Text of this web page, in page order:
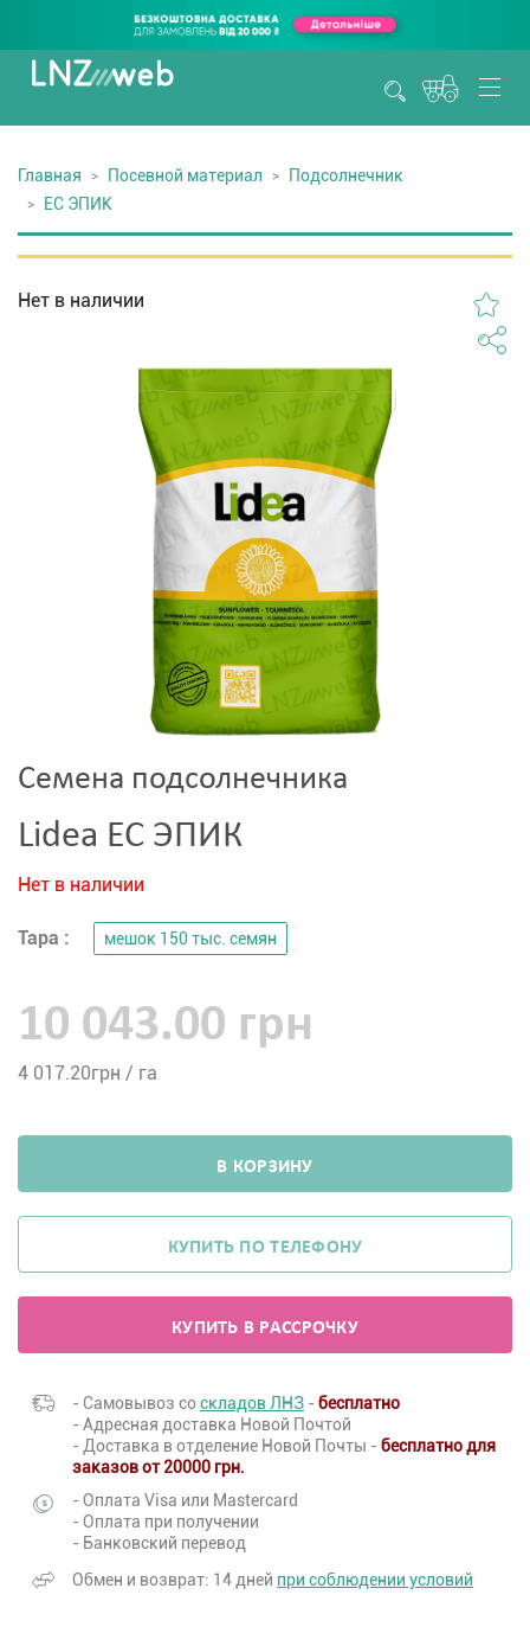
Главная Посевной материал
Подсолнечник
ЕС ЭПИК
Нет в наличии
Семена подсолнечника
Lidea ЕС ЭПИК
Нет в наличии
Тара : мешок 150 тыс. семян
10 043.00 грн
4 017.20грн / га
В КОРЗИНУ
КУПИТЬ ПО ТЕЛЕФОНУ
КУПИТЬ В РАССРОЧКУ
- Самовывоз соскладов ЛНЗ - бесплатно
- Адресная доставка Новой Почтой
- Доставка в отделение Новой Почты - бесплатно для
заказов от 20000 грн.
- Оплата Visa или Mastercard
- Оплата при получении
- Банковский перевод
Обмен и возврат: 14 дней при соблюдении условий